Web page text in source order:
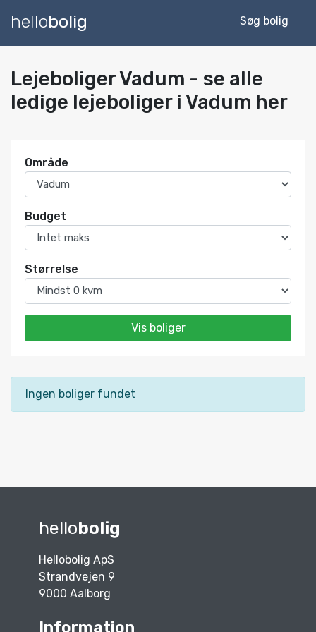
hellobolig Søg bolig
Lejeboliger Vadum - se alle
ledige lejeboliger i Vadum her
Område
Budget
Størrelse
Vis boliger
Ingen boliger fundet
hellobolig
Hellobolig ApS
Strandvejen 9
9000 Aalborg
Information